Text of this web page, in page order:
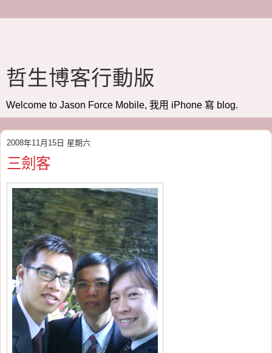
哲生博客行動版
Welcome to Jason Force Mobile, 我用 iPhone 寫 blog.
2008年11月15日 星期六
三劍客